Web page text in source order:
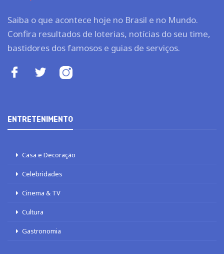
Saiba o que acontece hoje no Brasil e no Mundo.
Confira resultados de loterias, notícias do seu time,
bastidores dos famosos e guias de serviços.
ENTRETENIMENTO
Casa e Decoração
Celebridades
Cinema & TV
Cultura
Gastronomia